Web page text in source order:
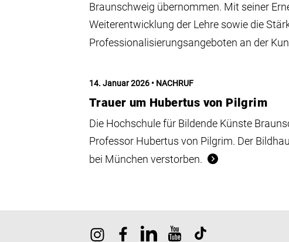
Braunschweig übernommen. Mit seiner
Weiterentwicklung der Lehre sowie die
Professionalisierungsangeboten an der
14. Januar 2026 NACHRUF
Trauer um Hubertus von Pilgrim
Die Hochschule für Bildende Künste
Professor Hubertus von Pilgrim. Der
bei München verstorben.